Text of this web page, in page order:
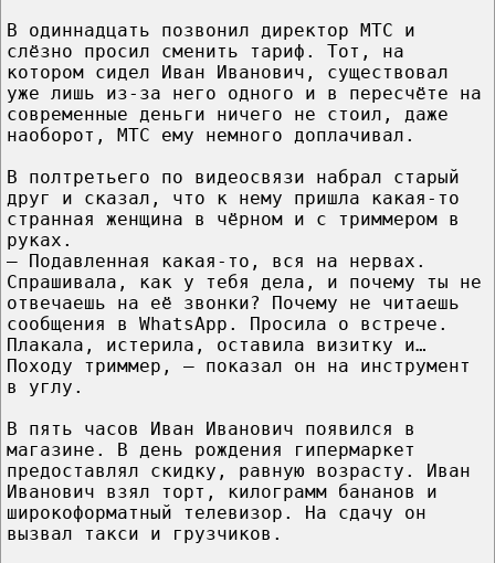
В одиннадцать позвонил директор МТС и
слёзно просил сменить тариф. Тот, на
котором сидел Иван Иванович, существовал
уже лишь из-за него одного и в пересчёте на
современные деньги ничего не стоил, даже
наоборот, МТС ему немного доплачивал.
В полтретьего по видеосвязи набрал старый
друг и сказал, что к нему пришла какая-то
странная женщина в чёрном и с триммером в
руках.
— Подавленная какая-то, вся на нервах.
Спрашивала, как у тебя дела, и почему ты не
отвечаешь на её звонки? Почему не читаешь
сообщения в WhatsApp. Просила о встрече.
Плакала, истерила, оставила визитку и…
Походу триммер, — показал он на инструмент
в углу.
В пять часов Иван Иванович появился в
магазине. В день рождения гипермаркет
предоставлял скидку, равную возрасту. Иван
Иванович взял торт, килограмм бананов и
широкоформатный телевизор. На сдачу он
вызвал такси и грузчиков.